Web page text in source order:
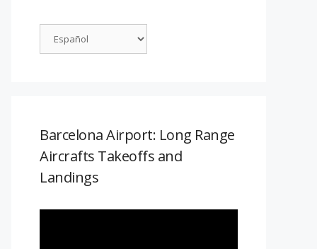
Barcelona Airport: Long Range
Aircrafts Takeoffs and
Landings